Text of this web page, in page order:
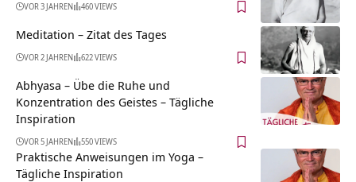
VOR 3 JAHREN 460 VIEWS
Meditation – Zitat des Tages
VOR 2 JAHREN 622 VIEWS
Abhyasa – Übe die Ruhe und
Konzentration des Geistes – Tägliche
Inspiration
VOR 5 JAHREN 550 VIEWS
Praktische Anweisungen im Yoga –
Tägliche Inspiration